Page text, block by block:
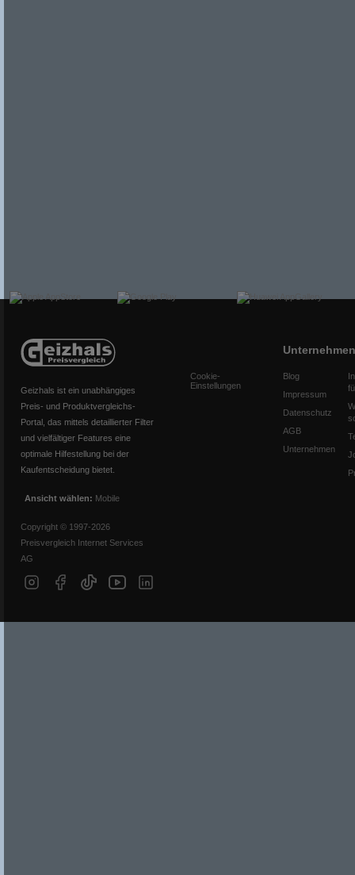
Geizhals ist ein unabhängiges
Preis- und Produktvergleichs-
Portal, das mittels detaillierter Filter
und vielfältiger Features eine
optimale Hilfestellung bei der
Kaufentscheidung bietet.
Ansicht wählen: Mobile
Copyright © 1997-2026
Preisvergleich Internet Services
AG
Cookie-
Einstellungen
Unternehmen
Blog
Impressum
Datenschutz
AGB
Unternehmen